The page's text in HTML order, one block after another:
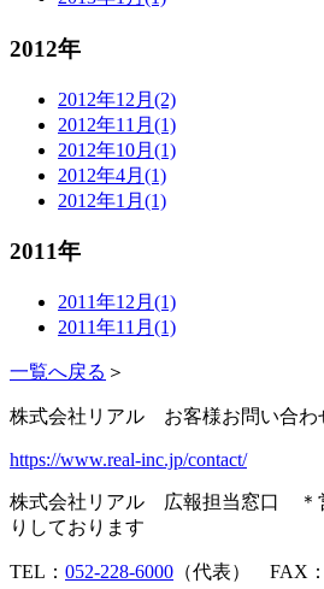
2012年
2012年12月(2)
2012年11月(1)
2012年10月(1)
2012年4月(1)
2012年1月(1)
2011年
2011年12月(1)
2011年11月(1)
一覧へ戻る ＞
株式会社リアル お客様お問い合わ
https://www.real-inc.jp/contact/
株式会社リアル 広報担当窓口 ＊
りしております
TEL： 052-228-6000 （代表） FAX